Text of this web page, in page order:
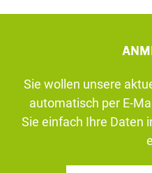
Sie wollen unsere
automatisch per E-
Sie einfach Ihre Daten